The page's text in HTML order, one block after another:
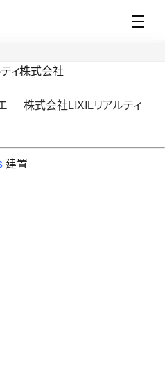
ィ株式会社
株式会社LIXILリアルティ
建置